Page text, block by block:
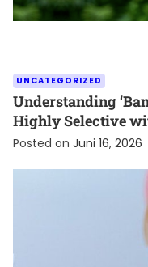
UNCATEGORIZED
Understanding
Highly Selective
Posted on Juni 16, 2026